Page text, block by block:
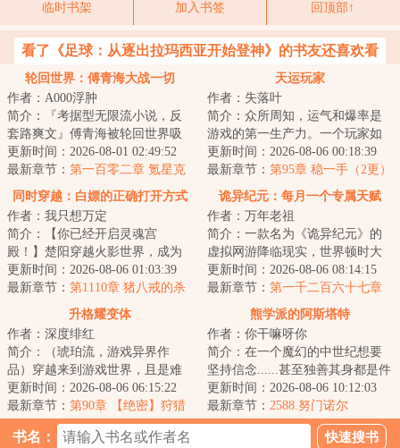
临时书架 加入书签 回顶部↑
看了《足球：从逐出拉玛西亚开始登神》的书友还喜欢看
轮回世界：傅青海大战一切
作者：A000浮肿
简介：『考据型无限流小说，反
套路爽文』傅青海被轮回世界吸
入了，当他目睹了异形大战食死
徒、绝地武士大...
更新时间：2026-08-01 02:49:52
最新章节： 第一百零二章 氪星克
星
天运玩家
作者：失落叶
简介：众所周知，运气和爆率是
游戏的第一生产力。一个玩家如
果失去运气，将举步维艰。而
我，气运加身，天...
更新时间：2026-08-06 00:18:39
最新章节： 第95章 稳一手（2更）
同时穿越：白嫖的正确打开方式
作者：我只想万定
简介：【你已经开启灵魂宫
殿！】楚阳穿越火影世界，成为
千手一族一员，但似乎穿越的有
点早，穿越忍村都还...
更新时间：2026-08-06 01:03:39
最新章节： 第1110章 猪八戒的杀
诡异纪元：每月一个专属天赋
作者：万年老祖
简介：一款名为《诡异纪元》的
虚拟网游降临现实，世界顿时大
乱，各地沦陷为诡异地区。每个
人扮演不同的身...
更新时间：2026-08-06 08:14:15
最新章节： 第一千二百六十七章
模拟出的“情绪”
升格耀变体
作者：深度绯红
简介：（琥珀流，游戏异界作
品）穿越来到游戏世界，且是难
度最高、生存环境最恶劣的两极
争霸版本。这是最...
更新时间：2026-08-06 06:15:22
最新章节： 第90章 【绝密】狩猎
熊学派的阿斯塔特
作者：你干嘛呀你
简介：在一个魔幻的中世纪想要
坚持信念......甚至独善其身都是件
难事。因为这里的平民并不淳
朴，他们愚昧...
更新时间：2026-08-06 10:12:03
最新章节： 2588.努门诺尔
书名：